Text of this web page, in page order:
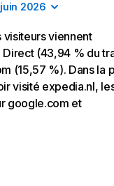
juin 2026
visiteurs viennent
(43,94 % du
(15,57 %). Dans la
visité expedia.nl,
google.com et